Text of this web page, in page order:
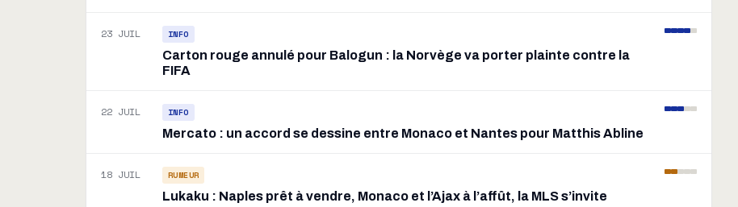
23 JUIL INFO
Carton rouge annulé pour Balogun : la Norvège va porter plainte contre la
FIFA
22 JUIL INFO
Mercato : un accord se dessine entre Monaco et Nantes pour Matthis Abline
18 JUIL RUMEUR
Lukaku : Naples prêt à vendre, Monaco et l’Ajax à l’affût, la MLS s’invite